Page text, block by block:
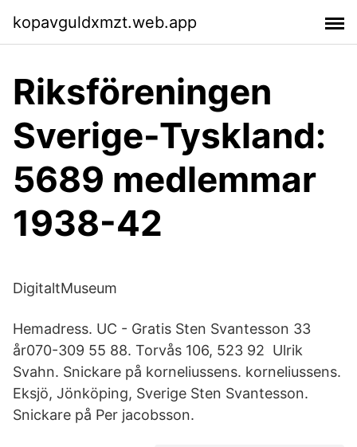
kopavguldxmzt.web.app
Riksföreningen
Sverige-Tyskland:
5689 medlemmar
1938-42
DigitaltMuseum
Hemadress. UC - Gratis Sten Svantesson 33
år070-309 55 88. Torvås 106, 523 92 Ulrik
Svahn. Snickare på korneliussens. korneliussens.
Eksjö, Jönköping, Sverige Sten Svantesson.
Snickare på Per jacobsson.